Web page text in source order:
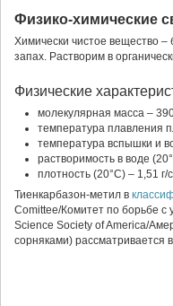
Физико-химические
Химически чистое вещество
запах. Растворим в
Физические
молекулярная масса –
температура плавления
температура вспышки и
растворимость в воде
плотность (20°С) – 1,51 г/
Тиенкарбазон-метил в
Comittee/Комитет по борьбе с
Science Society of America/
сорняками) рассматривается